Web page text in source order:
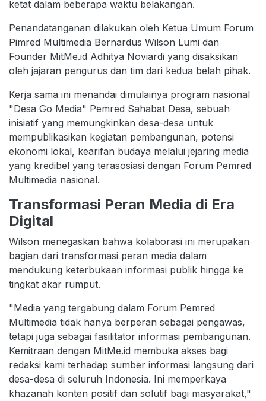
ketat dalam beberapa waktu belakangan.
Penandatanganan dilakukan oleh Ketua Umum Forum
Pimred Multimedia Bernardus Wilson Lumi dan
Founder MitMe.id Adhitya Noviardi yang disaksikan
oleh jajaran pengurus dan tim dari kedua belah pihak.
Kerja sama ini menandai dimulainya program nasional
"Desa Go Media" Pemred Sahabat Desa, sebuah
inisiatif yang memungkinkan desa-desa untuk
mempublikasikan kegiatan pembangunan, potensi
ekonomi lokal, kearifan budaya melalui jejaring media
yang kredibel yang terasosiasi dengan Forum Pemred
Multimedia nasional.
Transformasi Peran Media di Era
Digital
Wilson menegaskan bahwa kolaborasi ini merupakan
bagian dari transformasi peran media dalam
mendukung keterbukaan informasi publik hingga ke
tingkat akar rumput.
"Media yang tergabung dalam Forum Pemred
Multimedia tidak hanya berperan sebagai pengawas,
tetapi juga sebagai fasilitator informasi pembangunan.
Kemitraan dengan MitMe.id membuka akses bagi
redaksi kami terhadap sumber informasi langsung dari
desa-desa di seluruh Indonesia. Ini memperkaya
khazanah konten positif dan solutif bagi masyarakat,"